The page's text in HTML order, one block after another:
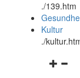
./139.htm
Kultur
./